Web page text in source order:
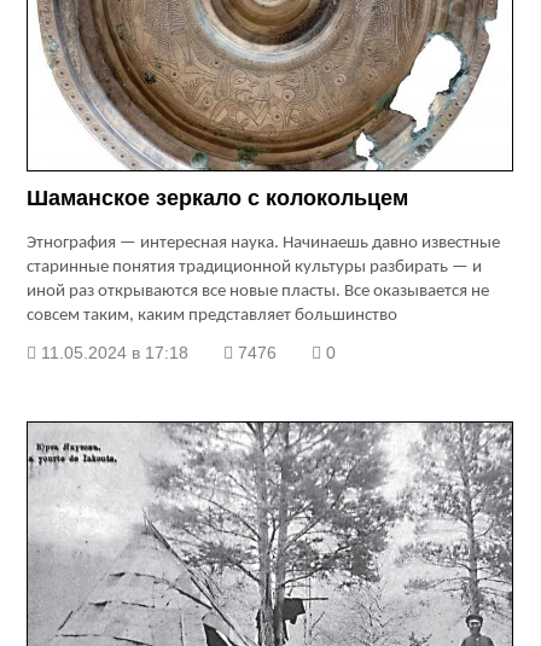
Шаманское зеркало с колокольцем
Этнография — интересная наука. Начинаешь давно известные
старинные понятия традиционной культуры разбирать — и
иной раз открываются все новые пласты. Все оказывается не
совсем таким, каким представляет большинство
11.05.2024 в 17:18 7476 0